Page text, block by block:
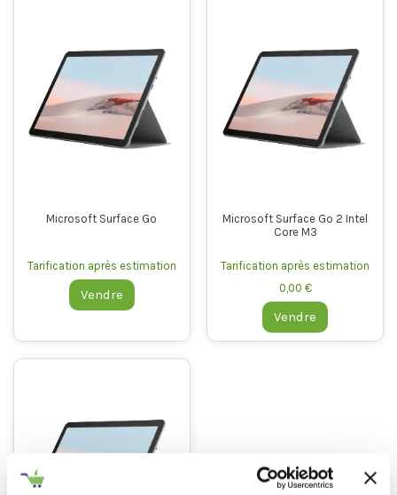
Microsoft Surface Go
Tarification après estimation
Vendre
Microsoft Surface Go 2 Intel
Core M3
Tarification après estimation
0,00 €
Vendre